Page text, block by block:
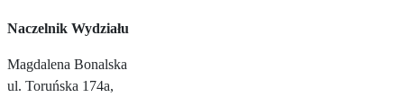
Naczelnik Wydziału
Magdalena Bonalska
ul. Toruńska 174a,